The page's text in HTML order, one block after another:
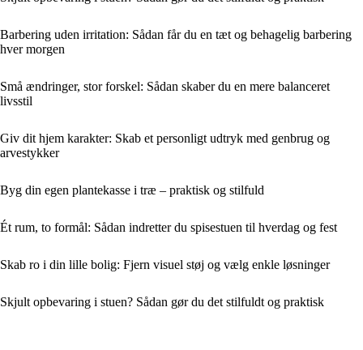
Barbering uden irritation: Sådan får du en tæt og behagelig barbering
hver morgen
Små ændringer, stor forskel: Sådan skaber du en mere balanceret
livsstil
Giv dit hjem karakter: Skab et personligt udtryk med genbrug og
arvestykker
Byg din egen plantekasse i træ – praktisk og stilfuld
Ét rum, to formål: Sådan indretter du spisestuen til hverdag og fest
Skab ro i din lille bolig: Fjern visuel støj og vælg enkle løsninger
Skjult opbevaring i stuen? Sådan gør du det stilfuldt og praktisk